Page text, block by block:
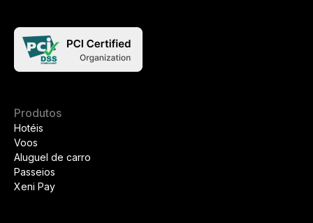
Produtos
Hotéis
Voos
Aluguel de carro
Passeios
Xeni Pay